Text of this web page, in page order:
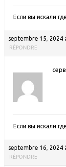
Если вы искали
septembre 15, 2024
RÉPONDRE
Если вы искали
septembre 16, 2024
RÉPONDRE